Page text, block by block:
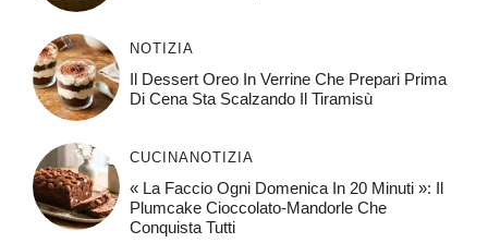
NOTIZIA
Il Dessert Oreo In Verrine Che Prepari Prima
Di Cena Sta Scalzando Il Tiramisù
CUCINANOTIZIA
« La Faccio Ogni Domenica In 20 Minuti »: Il
Plumcake Cioccolato-Mandorle Che
Conquista Tutti